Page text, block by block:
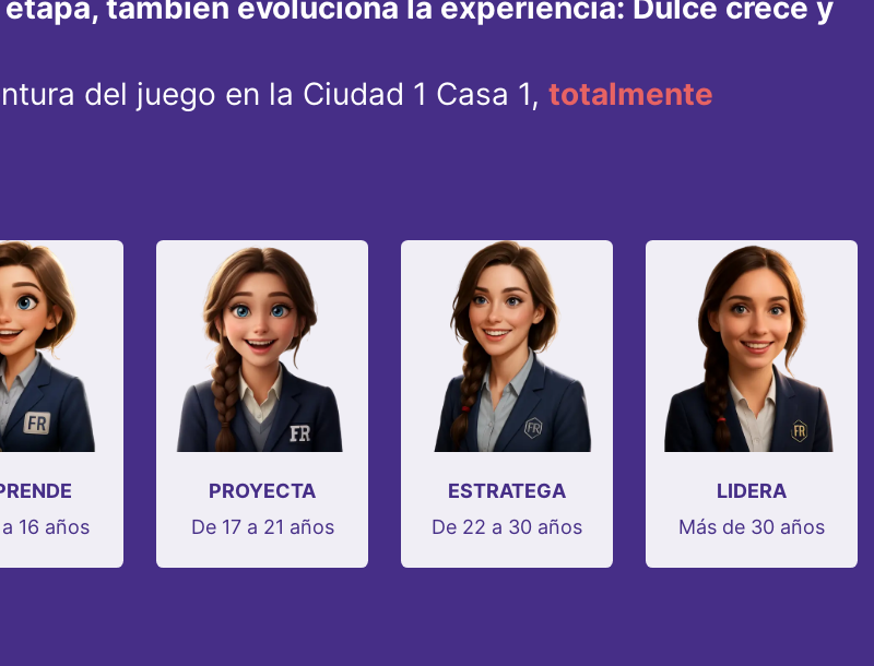
del juego en la Ciudad 1 Casa 1, totalmente
16 años
PROYECTA
De 17 a 21 años
ESTRATEGA
De 22 a 30 años
LIDERA
Más de 30 años